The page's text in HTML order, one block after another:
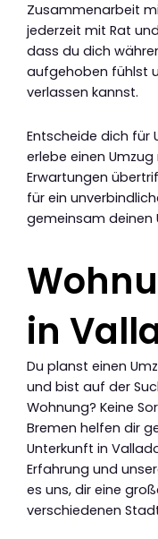
Zusammenarbeit
jederzeit mit Rat
dass du dich
aufgehoben fühlst
verlassen kannst.
Entscheide dich für
erlebe einen
Erwartungen
für ein
gemeinsam deinen
in
Du planst einen
und bist auf der
Wohnung? Keine
Bremen helfen dir
Unterkunft in
Erfahrung und
es uns, dir eine
verschiedenen